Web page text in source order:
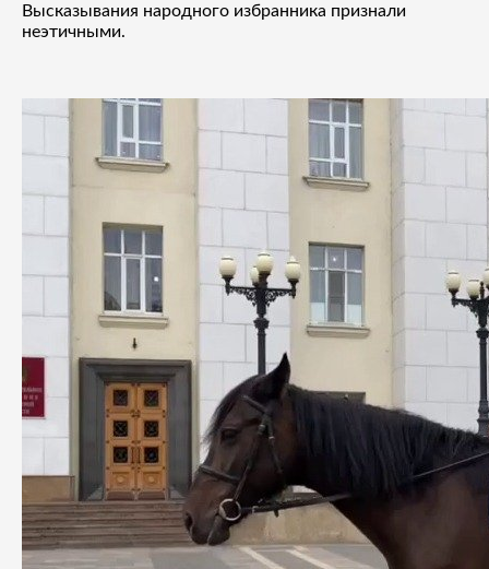
Высказывания народного избранника признали
неэтичными.